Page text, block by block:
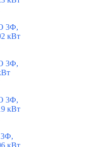
3Ф,
кВт
3Ф,
3Ф,
кВт
3Ф,